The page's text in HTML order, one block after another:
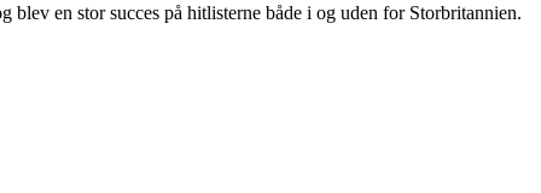
blev en stor succes på hitlisterne både i og uden for Storbritannien.